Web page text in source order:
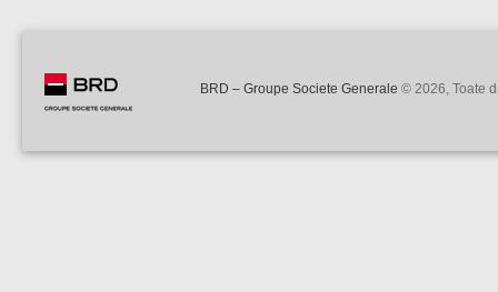
BRD – Groupe Societe Generale © 2026, Toate